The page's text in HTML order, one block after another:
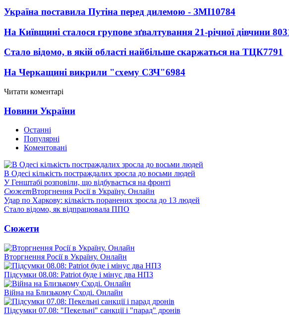
Україна поставила Путіна перед дилемою - ЗМІ10784
На Київщині сталося групове зґвалтування 21-річної дівчини
Стало відомо, в якій області найбільше скаржаться на ТЦК7791
На Черкащині викрили "схему СЗЧ"6984
Читати коментарі
Новини України
Останні
Популярні
Коментовані
В Одесі кількість постраждалих зросла до восьми людей
У Генштабі розповіли, що відбувається на фронті
СюжетВторгнення Росії в Україну. Онлайн
Удар по Харкову: кількість поранених зросла до 13 людей
Стало відомо, як відпрацювала ППО
Сюжети
Вторгнення Росії в Україну. Онлайн
Підсумки 08.08: Patriot буде і мінус два НПЗ
Війна на Близькому Сході. Онлайн
Підсумки 07.08: "Пекельні" санкції і "парад" дронів